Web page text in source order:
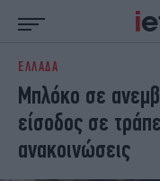
ΕΙΔΗΣΕΙΣ
NON PAPER
ΟΙΚΟΝΟΜΙΑ
ΠΟΛΙΤΙΣΜΟΣ
ΕΛΛΑΔΑ
Μπλόκο σε
είσοδος σε
ανακοινώσεις